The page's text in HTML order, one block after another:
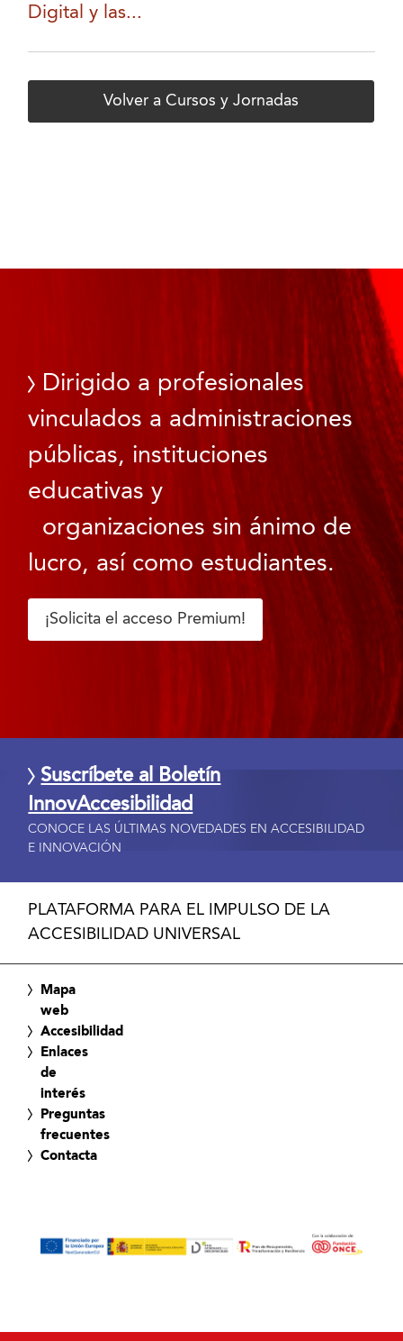
Digital y las...
Volver a Cursos y Jornadas
Dirigido a profesionales
vinculados a administraciones
públicas, instituciones
educativas y
organizaciones sin ánimo de
lucro, así como estudiantes.
¡Solicita el acceso Premium!
Suscríbete al Boletín
InnovAccesibilidad
CONOCE LAS ÚLTIMAS NOVEDADES EN ACCESIBILIDAD
E INNOVACIÓN
PLATAFORMA PARA EL IMPULSO DE LA
ACCESIBILIDAD UNIVERSAL
Mapa
web
Accesibilidad
Enlaces
de
interés
Preguntas
frecuentes
Contacta